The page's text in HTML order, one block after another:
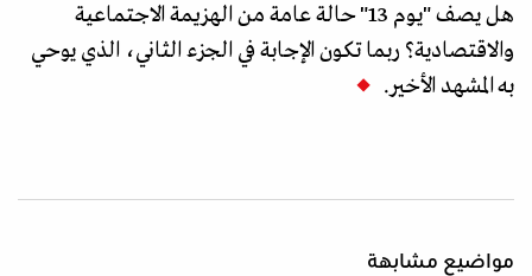
هل يصف "يوم 13" حالة عامة من الهزيمة الاجتماعية
والاقتصادية؟ ربما تكون الإجابة في الجزء الثاني، الذي يوحي
به المشهد الأخير.
مواضيع مشابهة